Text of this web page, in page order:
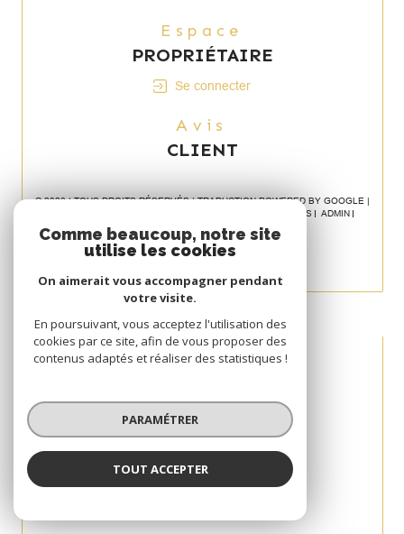
Espace
PROPRIÉTAIRE
Se connecter
Avis
CLIENT
© 2026 | TOUS DROITS RÉSERVÉS | TRADUCTION POWERED BY GOOGLE |
MENTIONS LÉGALES
ADMIN
COOKIES
Comme beaucoup, notre site
utilise les cookies
On aimerait vous accompagner pendant
votre visite.
En poursuivant, vous acceptez l'utilisation des
cookies par ce site, afin de vous proposer des
contenus adaptés et réaliser des statistiques !
PARAMÉTRER
TOUT ACCEPTER